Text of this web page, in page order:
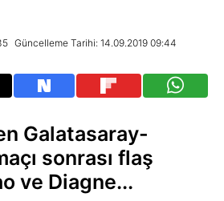
Güncelleme Tarihi: 14.09.2019 09:44
Galatasaray-
sonrası flaş
ve Diagne...